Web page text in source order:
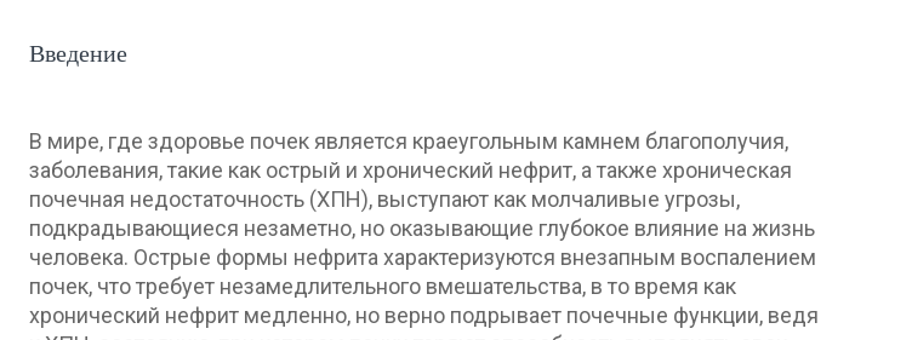
Введение
В мире, где здоровье почек является краеугольным камнем благополучия,
заболевания, такие как острый и хронический нефрит, а также хроническая
почечная недостаточность (ХПН), выступают как молчаливые угрозы,
подкрадывающиеся незаметно, но оказывающие глубокое влияние на жизнь
человека. Острые формы нефрита характеризуются внезапным воспалением
почек, что требует незамедлительного вмешательства, в то время как
хронический нефрит медленно, но верно подрывает почечные функции, ведя